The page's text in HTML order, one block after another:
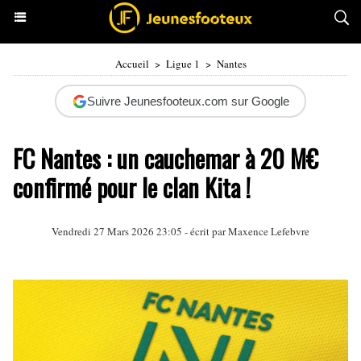
Accueil > Ligue 1 > Nantes
Suivre Jeunesfooteux.com sur Google
FC Nantes : un cauchemar à 20 M€
confirmé pour le clan Kita !
Vendredi 27 Mars 2026 23:05 - écrit parMaxence Lefebvre